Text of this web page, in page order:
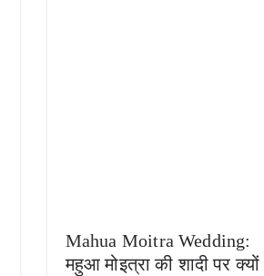
Mahua Moitra Wedding:
महुआ मोइत्रा की शादी पर क्यों